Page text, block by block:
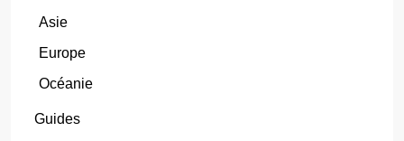
Asie
Europe
Océanie
Guides